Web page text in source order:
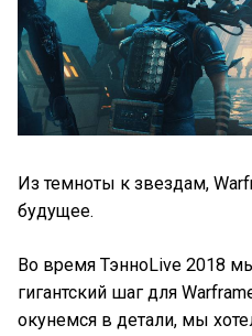
Из темноты к звездам,
будущее.
Во время ТэнноLive 2018
гигантский шаг для
окунемся в детали, мы